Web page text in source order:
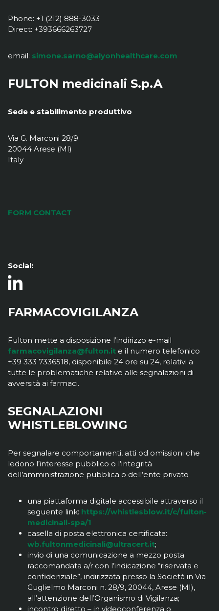
Phone: +1 (212) 888-3033
Direct: +393666263727
email: simone.sarno@alyonhealthcare.com
FULTON medicinali S.p.A
Sede e stabilimento produttivo
Via G. Marconi 28/9
20044 Arese (MI)
Italy
FORM CONTACT
Social:
FARMACOVIGILANZA
Fulton mette a disposizione l’indirizzo e-mail
farmacovigilanza@fulton.it e il numero telefonico
+39 333 7336518, disponibile 24 ore su 24, relativi a
tutte le problematiche relative alle segnalazioni di
avversità ai farmaci.
SEGNALAZIONI
WHISTLEBLOWING
Per segnalare comportamenti, atti od omissioni che
ledono l’interesse pubblico o l’integrità
dell’amministrazione pubblica o dell’ente privato
una piattaforma digitale accessibile attraverso il
seguente link: https://whistlesblow.it/c/fulton-
medicinali-spa/1
casella di posta elettronica certificata:
wb.fultonmedicinali@ultracert.it;
invio di una comunicazione a mezzo posta
raccomandata a/r con l’indicazione “riservata e
confidenziale”, indirizzata presso la Società in Via
Guglielmo Marconi n. 28/9, 20044, Arese (MI),
all’attenzione dell’Organismo di Vigilanza;
incontro diretto – in videoconferenza o